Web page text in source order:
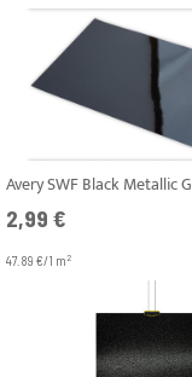
2,99 €
47.89 €/1 m2